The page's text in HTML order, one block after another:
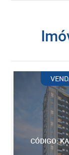
CÓDIGO: